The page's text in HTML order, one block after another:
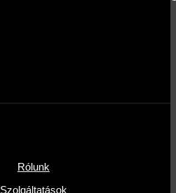
Rólunk
Szolgáltatások